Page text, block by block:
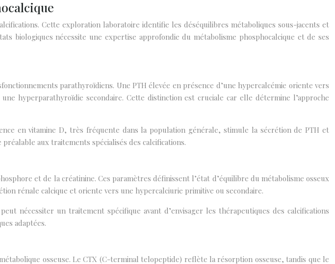
Cette exploration laboratoire identifie les déséquilibres métaboliques sous-jacents et
biologiques nécessite une expertise approfondie du métabolisme phosphocalcique et de ses
parathyroïdiens. Une PTH élevée en présence d’une hypercalcémie oriente vers
hyperparathyroïdie secondaire. Cette distinction est cruciale car elle détermine l’approche
en vitamine D, très fréquente dans la population générale, stimule la sécrétion de PTH et
aux traitements spécialisés des calcifications.
et de la créatinine. Ces paramètres définissent l’état d’équilibre du métabolisme osseux
rénale calcique et oriente vers une hypercalciurie primitive ou secondaire.
nécessiter un traitement spécifique avant d’envisager les thérapeutiques des calcifications
adaptées.
osseuse. Le CTX (C-terminal telopeptide) reflète la résorption osseuse, tandis que le